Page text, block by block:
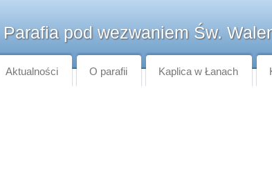
Parafia pod wezwaniem Św.
Aktualności O parafii Kaplica w Łanach